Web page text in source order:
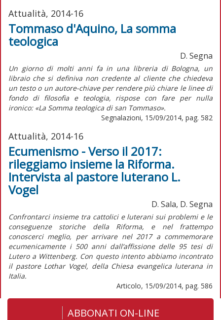
Attualità, 2014-16
Tommaso d'Aquino, La somma
teologica
D. Segna
Un giorno di molti anni fa in una libreria di Bologna, un
libraio che si definiva non credente al cliente che chiedeva
un testo o un autore-chiave per rendere più chiare le linee di
fondo di filosofia e teologia, rispose con fare per nulla
ironico: «La Somma teologica di san Tommaso».
Segnalazioni, 15/09/2014, pag. 582
Attualità, 2014-16
Ecumenismo - Verso il 2017:
rileggiamo insieme la Riforma.
Intervista al pastore luterano L.
Vogel
D. Sala, D. Segna
Confrontarci insieme tra cattolici e luterani sui problemi e le
conseguenze storiche della Riforma, e nel frattempo
conoscerci meglio, per arrivare nel 2017 a commemorare
ecumenicamente i 500 anni dall’affissione delle 95 tesi di
Lutero a Wittenberg. Con questo intento abbiamo incontrato
il pastore Lothar Vogel, della Chiesa evangelica luterana in
Italia.
Articolo, 15/09/2014, pag. 586
ABBONATI ON-LINE